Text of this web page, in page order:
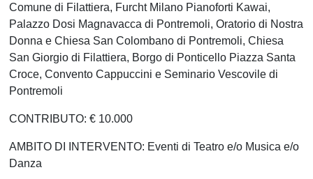
Comune di Filattiera, Furcht Milano Pianoforti Kawai,
Palazzo Dosi Magnavacca di Pontremoli, Oratorio di Nostra
Donna e Chiesa San Colombano di Pontremoli, Chiesa
San Giorgio di Filattiera, Borgo di Ponticello Piazza Santa
Croce, Convento Cappuccini e Seminario Vescovile di
Pontremoli
CONTRIBUTO: € 10.000
AMBITO DI INTERVENTO: Eventi di Teatro e/o Musica e/o
Danza